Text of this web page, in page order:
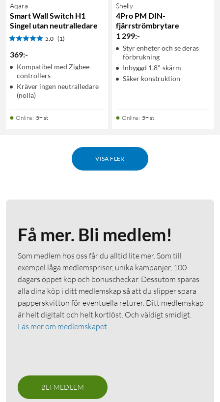
Aqara
Smart Wall Switch H1
Singel utan neutralledare
5.0 (1)
369:-
Kompatibel med Zigbee-
controllers
Kräver ingen neutralledare
(nolla)
Online: 5+ st
Shelly
4Pro PM DIN-
fjärrströmbrytare
1 299:-
Styr enheter och se deras
förbrukning
Inbyggd 1,8"-skärm
Säker konstruktion
Online: 5+ st
VISA FLER
Få mer. Bli medlem!
Som medlem hos oss får du alltid lite mer. Som till
exempel låga medlemspriser, unika kampanjer, 100
dagars öppet köp och bonuscheckar. Dessutom sparas
alla dina köp i ditt medlemskap så att du slipper spara
papperskvitton för eventuella returer. Ditt medlemskap
är helt digitalt och helt kortlöst. Och väldigt smidigt.
Läs mer om medlemskapet
BLI MEDLEM